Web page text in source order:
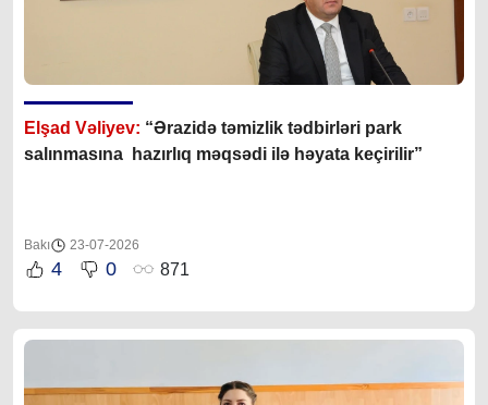
Elşad Vəliyev: “Ərazidə təmizlik tədbirləri park
salınmasına hazırlıq məqsədi ilə həyata keçirilir”
Bakı 23-07-2026
4 0 871